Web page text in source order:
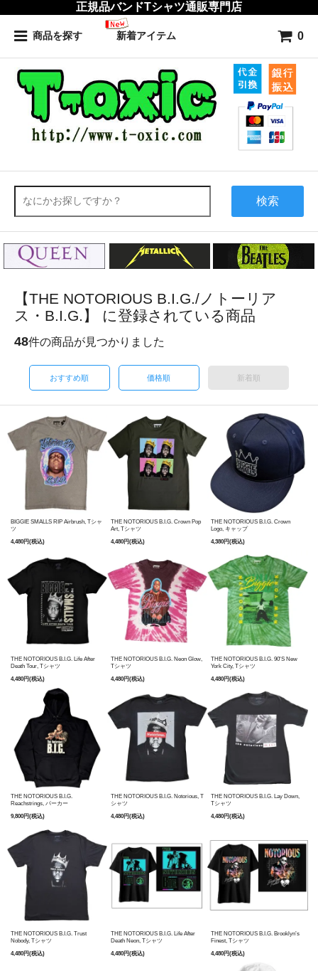
正規品バンドTシャツ通販専門店
商品を探す 新着アイテム 0
検索
【THE NOTORIOUS B.I.G./ノトーリア
ス・B.I.G.】 に登録されている商品
48件の商品が見つかりました
おすすめ順 価格順 新着順
BIGGIE SMALLS RIP Airbrush, Tシャ
ツ
4,480円(税込)
THE NOTORIOUS B.I.G. Crown Pop
Art, Tシャツ
4,480円(税込)
THE NOTORIOUS B.I.G. Crown
Logo, キャップ
4,380円(税込)
THE NOTORIOUS B.I.G. Life After
Death Tour, Tシャツ
4,480円(税込)
THE NOTORIOUS B.I.G. Neon Glow,
Tシャツ
4,480円(税込)
THE NOTORIOUS B.I.G. 90'S New
York City, Tシャツ
4,480円(税込)
THE NOTORIOUS B.I.G.
Reachstrings, パーカー
9,800円(税込)
THE NOTORIOUS B.I.G. Notorious, T
シャツ
4,480円(税込)
THE NOTORIOUS B.I.G. Lay Down,
Tシャツ
4,480円(税込)
THE NOTORIOUS B.I.G. Trust
Nobody, Tシャツ
4,480円(税込)
THE NOTORIOUS B.I.G. Life After
Death Neon, Tシャツ
4,480円(税込)
THE NOTORIOUS B.I.G. Brooklyn’s
Finest, Tシャツ
4,480円(税込)